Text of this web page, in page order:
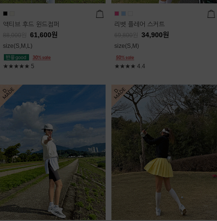
액티브 후드 윈드점퍼
88,000 61,600원
size(S,M,L)
★★★★★ 5
리벳 플레어 스커트
69,800 34,900원
size(S,M)
★★★★ 4.4